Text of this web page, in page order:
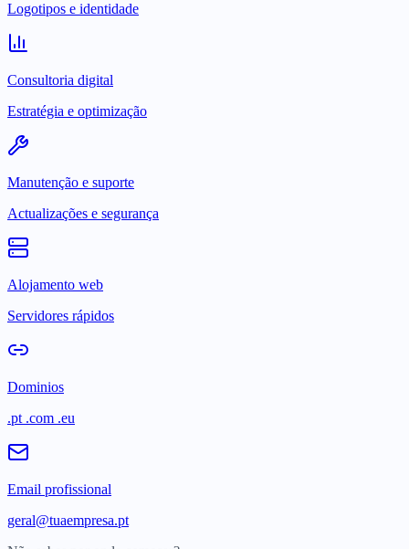
Logotipos e identidade
Consultoria digital
Estratégia e optimização
Manutenção e suporte
Actualizações e segurança
Alojamento web
Servidores rápidos
Dominios
.pt .com .eu
Email profissional
geral@tuaempresa.pt